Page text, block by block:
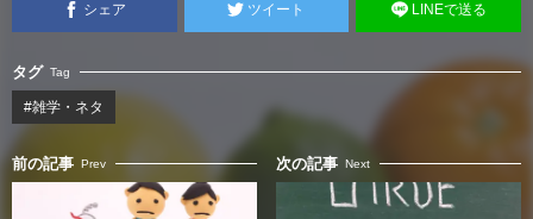
シェア ツイート LINEで送る
タグ Tag
#雑学・ネタ
前の記事 Prev 次の記事 Next